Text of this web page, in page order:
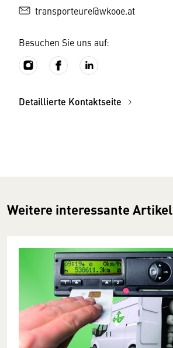
transporteure@wkooe.at
Besuchen Sie uns auf:
Detaillierte Kontaktseite
Weitere interessante Artikel